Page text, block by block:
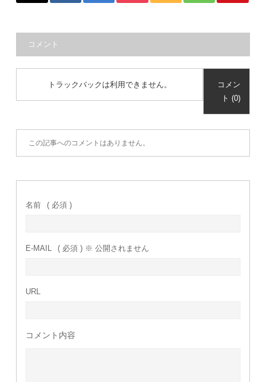
コメント
トラックバックは利用できません。
コメン
ト (0)
この記事へのコメントはありません。
名前 ( 必須 )
E-MAIL ( 必須 ) ※ 公開されません
URL
コメント内容